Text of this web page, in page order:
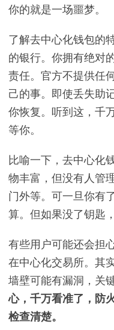
你的就是一场噩梦。
了解去中心化钱包的
的银行。你拥有绝对
责任。官方不提供任
己的事。即使丢失助
你恢复。听到这，千
等你。
比喻一下，去中心化
物丰富，但没有人管
门外等。可一旦你有
算。但如果没了钥匙
有些用户可能还会担
在中心化交易所。其
墙壁可能有漏洞，关
心，千万看准了，防
检查清楚。